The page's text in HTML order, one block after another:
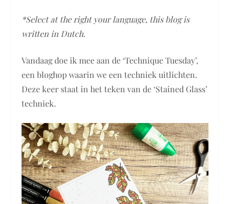
*Select at the right your language, this blog is
written in Dutch.
Vandaag doe ik mee aan de ‘Technique Tuesday’,
een bloghop waarin we een techniek uitlichten.
Deze keer staat in het teken van de ‘Stained Glass’
techniek.